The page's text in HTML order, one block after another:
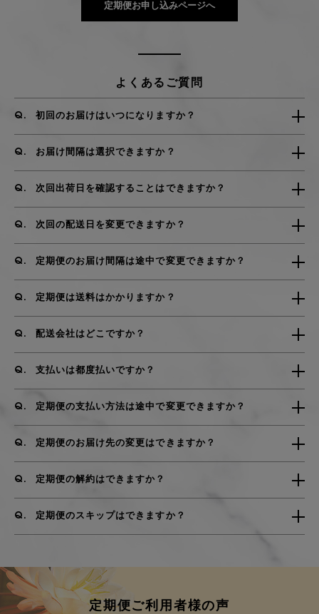
定期便お申し込みページへ
よくあるご質問
初回のお届けはいつになりますか？
お届け間隔は選択できますか？
次回出荷日を確認することはできますか？
次回の配送日を変更できますか？
定期便のお届け間隔は途中で変更できますか？
定期便は送料はかかりますか？
配送会社はどこですか？
支払いは都度払いですか？
定期便の支払い方法は途中で変更できますか？
定期便のお届け先の変更はできますか？
定期便の解約はできますか？
定期便のスキップはできますか？
定期便ご利用者様の声